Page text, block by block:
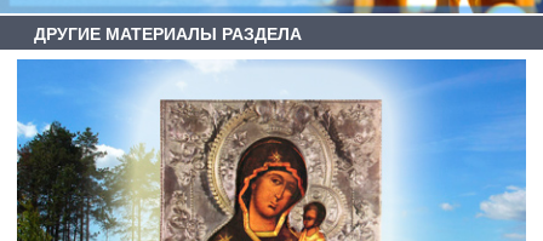
ДРУГИЕ МАТЕРИАЛЫ РАЗДЕЛА